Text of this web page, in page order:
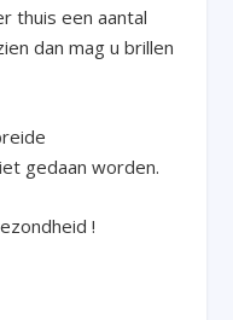
thuis een aantal
dan mag u brillen
gedaan worden.
!